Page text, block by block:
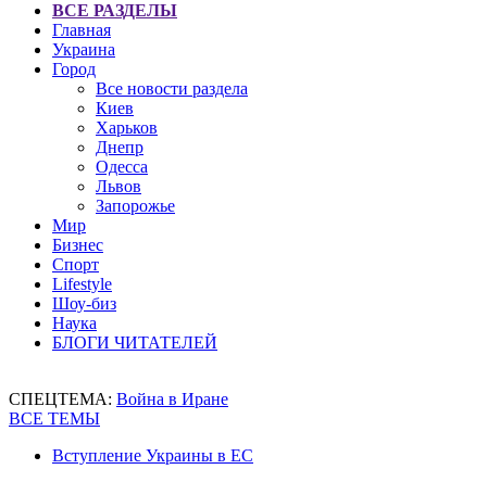
ВСЕ РАЗДЕЛЫ
Главная
Украина
Город
Все новости раздела
Киев
Харьков
Днепр
Одесса
Львов
Запорожье
Мир
Бизнес
Спорт
Lifestyle
Шоу-биз
Наука
БЛОГИ ЧИТАТЕЛЕЙ
СПЕЦТЕМА: Война в Иране
ВСЕ ТЕМЫ
Вступление Украины в ЕС